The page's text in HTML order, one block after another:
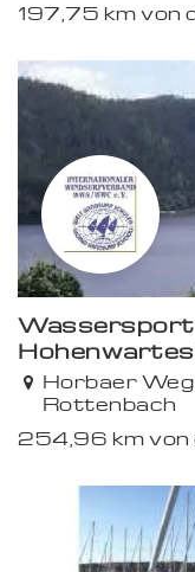
197,75 km von
Horbaer
Rottenbach
254,96 km